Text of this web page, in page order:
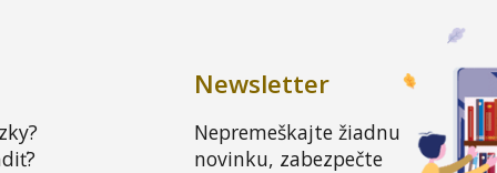
Newsletter
Nepremeškajte žiadnu
novinku, zabezpečte